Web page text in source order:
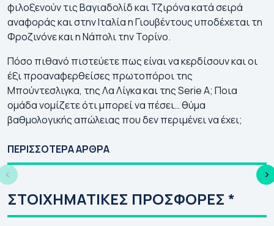
φιλοξενούν τις Βαγιαδολίδ και Τζιρόνα κατά σειρά
αναφοράς και στην Ιταλία η Γιουβέντους υποδέχεται τη
Φροζινόνε και η Νάπολι την Τορίνο.
Πόσο πιθανό πιστεύετε πως είναι να κερδίσουν και οι
έξι προαναφερθείσες πρωτοπόροι της
Μπούντεσλιγκα, της Λα Λίγκα και της Serie A; Ποια
ομάδα νομίζετε ότι μπορεί να πέσει… θύμα
βαθμολογικής απώλειας που δεν περιμένει να έχει;
ΠΕΡΙΣΣΟΤΕΡΑ ΑΡΘΡΑ
Γιουρόπα Λιγκ 2026-
Αγώνες | Κανάλι
Τσάμπιονς Λιγκ
ΣΤΟΙΧΗΜΑΤΙΚΕΣ ΠΡΟΣΦΟΡΕΣ *